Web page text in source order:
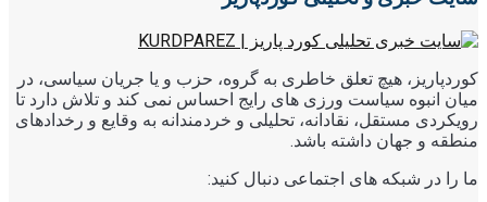
کوردپاریز، هیچ تعلق خاطری به گروه، حزب و یا جریان سیاسی، در
میان انبوه سیاست ورزی های رایج احساس نمی کند و تلاش دارد تا
رویکردی مستقل، نقادانه، تحلیلی و خردمندانه به وقایع و رخدادهای
منطقه و جهان داشته باشد.
ما را در شبکه های اجتماعی دنبال کنید: